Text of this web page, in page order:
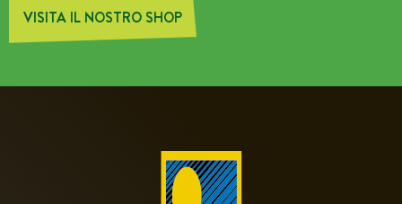
VISITA IL NOSTRO SHOP